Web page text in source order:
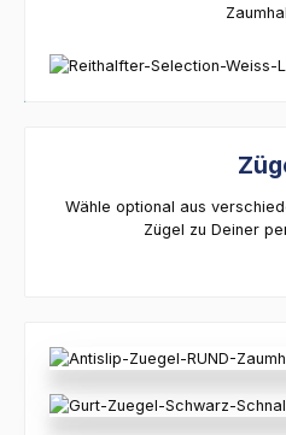
Wähle optional aus
Zügel zu Deiner